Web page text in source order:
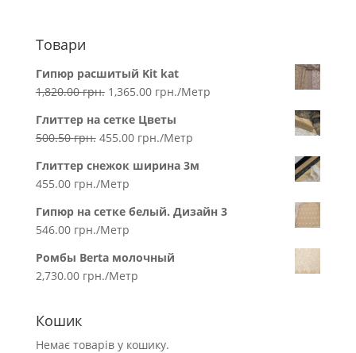
Товари
Гипюр расшитый Kit kat
1,820.00грн. 1,365.00 грн./Метр
Глиттер на сетке Цветы
500.50грн. 455.00 грн./Метр
Глиттер снежок ширина 3м
455.00 грн./Метр
Гипюр на сетке белый. Дизайн 3
546.00 грн./Метр
Ромбы Berta молочный
2,730.00 грн./Метр
Кошик
Немає товарів у кошику.